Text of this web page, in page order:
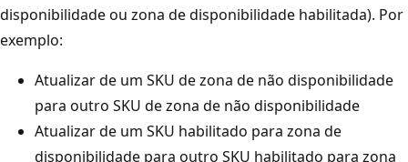
disponibilidade ou zona de disponibilidade habilitada). Por
exemplo:
Atualizar de um SKU de zona de não disponibilidade
para outro SKU de zona de não disponibilidade
Atualizar de um SKU habilitado para zona de
disponibilidade para outro SKU habilitado para zona